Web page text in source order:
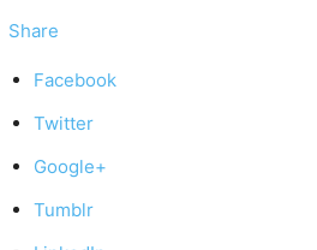
Share
Facebook
Twitter
Google+
Tumblr